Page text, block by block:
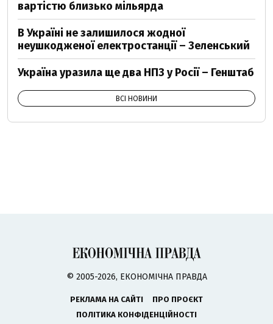
вартістю близько мільярда
В Україні не залишилося жодної
неушкодженої електростанції – Зеленський
Україна уразила ще два НПЗ у Росії – Генштаб
ВСІ НОВИНИ
© 2005-2026, ЕКОНОМІЧНА ПРАВДА
РЕКЛАМА НА САЙТІ
ПРО ПРОЄКТ
ПОЛІТИКА КОНФІДЕНЦІЙНОСТІ